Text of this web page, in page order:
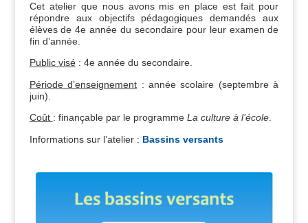
Cet atelier que nous avons mis en place est fait pour
répondre aux objectifs pédagogiques demandés aux
élèves de 4e année du secondaire pour leur examen de
fin d’année.
Public visé: 4e année du secondaire.
Période d’enseignement : année scolaire (septembre à
juin).
Coût : finançable par le programme La culture à l’école.
Informations sur l’atelier : Bassins versants